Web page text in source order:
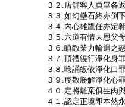
３２.店舖客人買畢各
３３.如幻壘石終亦倒
３４.內心雄鷹任亦定
３５.六道有情大恩父
３６.瞋敵業力輪迴之
３７.頂禮繞行淨化身
３８.唸誦皈依淨化口
３９.虔敬勝解淨化心
４０.定將離棄俱生肉
４１.認定正境即本然